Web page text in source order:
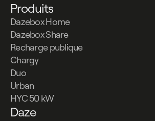
Produits
Dazebox Home
Dazebox Share
Recharge publique
Chargy
Duo
Urban
HYC 50 kW
Daze